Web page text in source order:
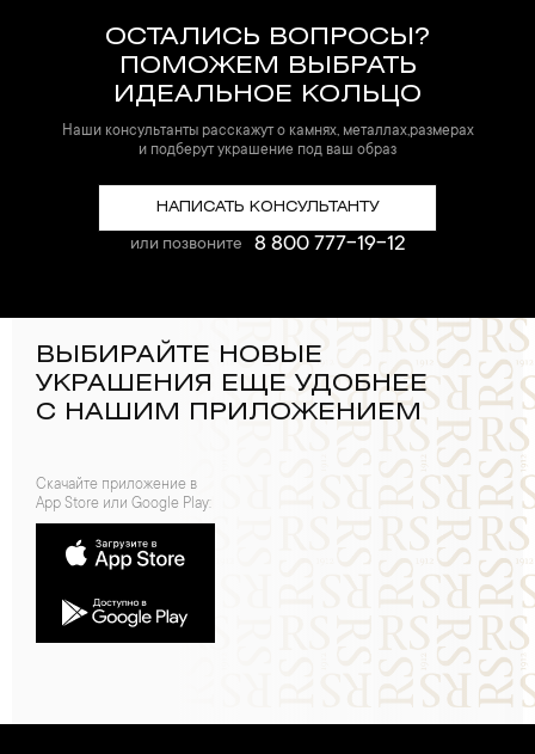
ОСТАЛИСЬ ВОПРОСЫ?
ПОМОЖЕМ ВЫБРАТЬ
ИДЕАЛЬНОЕ КОЛЬЦО
Наши консультанты расскажут о камнях, металлах,размерах
и подберут украшение под ваш образ
НАПИСАТЬ КОНСУЛЬТАНТУ
или позвоните 8 800 777-19-12
ВЫБИРАЙТЕ НОВЫЕ
УКРАШЕНИЯ ЕЩЕ УДОБНЕЕ
С НАШИМ ПРИЛОЖЕНИЕМ
Скачайте приложение в
App Store или Google Play: